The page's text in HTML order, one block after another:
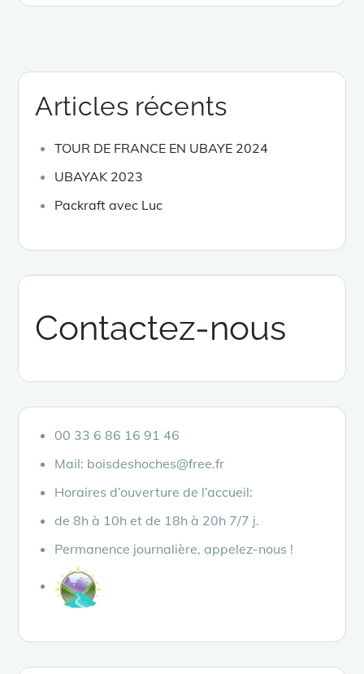
Articles récents
TOUR DE FRANCE EN UBAYE 2024
UBAYAK 2023
Packraft avec Luc
Contactez-nous
00 33 6 86 16 91 46
Mail: boisdeshoches@free.fr
Horaires d’ouverture de l’accueil:
de 8h à 10h et de 18h à 20h 7/7 j.
Permanence journalière, appelez-nous !